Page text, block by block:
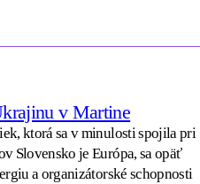
v Martine
ktorá sa v minulosti spojila pri
Slovensko je Európa, sa opäť
a organizátorské schopnosti